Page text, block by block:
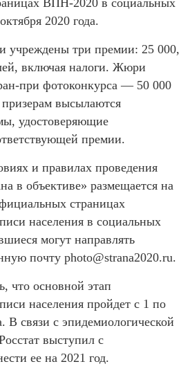
2020 года.
учреждены три премии: 25 000,
включая налоги. Жюри
при фотоконкурса — 50 000
высылаются
удостоверяющие
премии.
и правилах проведения
в объективе» размещается на
страницах
населения в социальных
могут направлять
почту photo@strana2020.ru.
что основной этап
населения пройдет с 1 по
В связи с эпидемиологической
выступил с
ее на 2021 год.